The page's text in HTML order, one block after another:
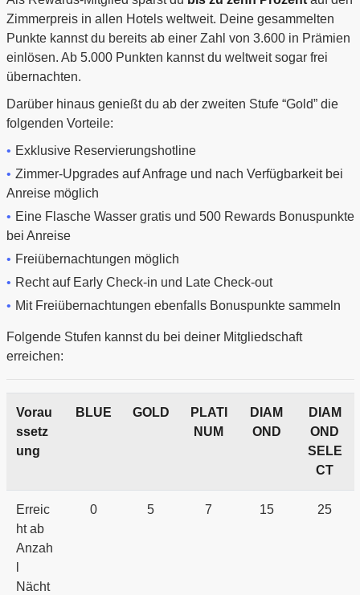
Zimmerpreis in allen Hotels weltweit. Deine gesammelten
Punkte kannst du bereits ab einer Zahl von 3.600 in Prämien
einlösen. Ab 5.000 Punkten kannst du weltweit sogar frei
übernachten.
Darüber hinaus genießt du ab der zweiten Stufe “Gold” die
folgenden Vorteile:
Exklusive Reservierungshotline
Zimmer-Upgrades auf Anfrage und nach Verfügbarkeit bei
Anreise möglich
Eine Flasche Wasser gratis und 500 Rewards Bonuspunkte
bei Anreise
Freiübernachtungen möglich
Recht auf Early Check-in und Late Check-out
Mit Freiübernachtungen ebenfalls Bonuspunkte sammeln
Folgende Stufen kannst du bei deiner Mitgliedschaft
erreichen:
Vorau
ssetz
ung
BLUE GOLD
PLATI
NUM
DIAM
OND
DIAM
OND
SELE
CT
Erreic
ht ab
Anzah
Nächt
0 5 7 15 25